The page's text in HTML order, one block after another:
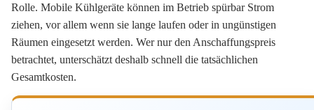
Rolle. Mobile Kühlgeräte können im Betrieb spürbar Strom
ziehen, vor allem wenn sie lange laufen oder in ungünstigen
Räumen eingesetzt werden. Wer nur den Anschaffungspreis
betrachtet, unterschätzt deshalb schnell die tatsächlichen
Gesamtkosten.